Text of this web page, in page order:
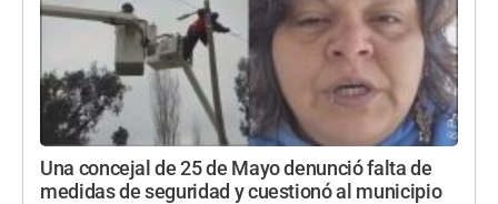
Una concejal de 25 de Mayo denunció falta de
medidas de seguridad y cuestionó al municipio